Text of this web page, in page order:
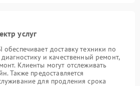
услуг
доставку техники по
и качественный ремонт,
Клиенты могут отслеживать
Также предоставляется
для продления срока